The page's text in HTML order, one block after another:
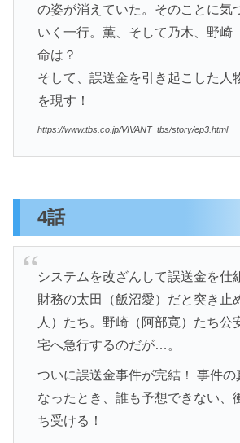
の姿が消えていた。そのことに気
いく一行。薫、そして乃木、野崎
命は？
そして、誤送金を引き起こした人
を現す！
https://www.tbs.co.jp/VIVANT_tbs/story/ep3.html
4話
システムを改ざんして誤送金を仕
財務の太田（飯沼愛）だと突き止
人）たち。野崎（阿部寛）たち公
宅へ急行するのだが…。
ついに誤送金事件が完結！ 事件の
なったとき、誰も予想できない、
ち受ける！